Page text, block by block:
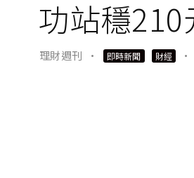
功站穩210
理財週刊 · 即時新聞 財經 ·